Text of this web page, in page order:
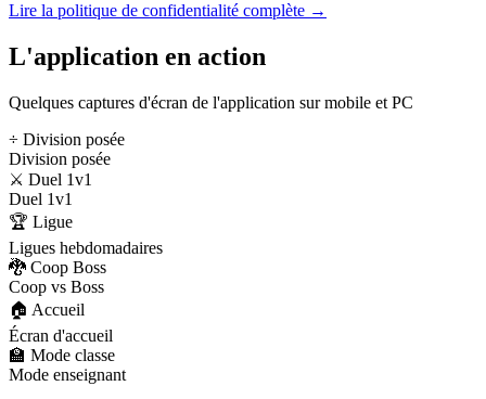
Lire la politique de confidentialité complète →
L'application en action
Quelques captures d'écran de l'application sur mobile et PC
÷ Division posée
Division posée
⚔️ Duel 1v1
Duel 1v1
🏆 Ligue
Ligues hebdomadaires
🐉 Coop Boss
Coop vs Boss
🏠 Accueil
Écran d'accueil
🏫 Mode classe
Mode enseignant